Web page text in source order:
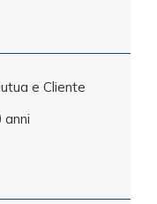
e Cliente
anni